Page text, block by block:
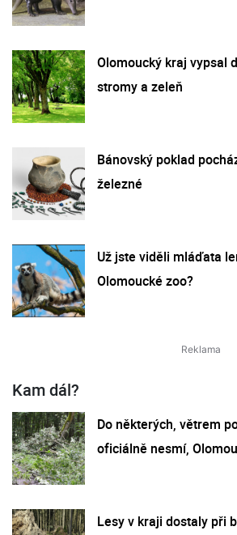
Olomoucký kraj vypsal
stromy a zeleň
Bánovský poklad
železné
Už jste viděli mláďata
Olomoucké zoo?
Kam dál?
Do některých, větrem
oficiálně nesmí,
Lesy v kraji dostaly při